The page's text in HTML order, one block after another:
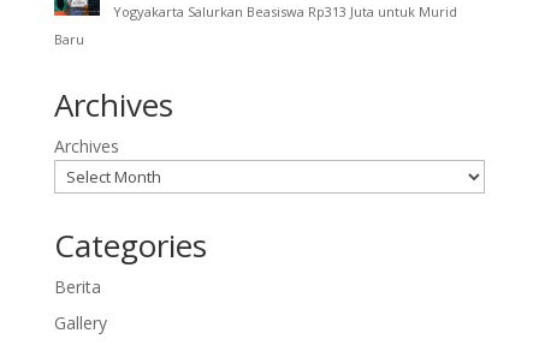
Yogyakarta Salurkan Beasiswa Rp313 Juta untuk Murid
Baru
Archives
Archives
Categories
Berita
Gallery